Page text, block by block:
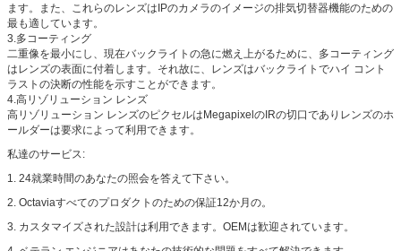
ます。また、これらのレンズはIPのカメラのイメージの排気切替器機能のための
最も適しています。
3.多コーティング
二重像を最小にし、現在バックライトの急に燃え上がるために、多コーティング
はレンズの表面に付着します。それ故に、レンズはバックライトでハイ コント
ラストの決断の性能を示すことができます。
4.高リゾリューション レンズ
高リゾリューション レンズのピクセルはMegapixelのIRの切口でありレンズのホ
ールダーは要求によって利用できます。
私達のサービス:
1. 24就業時間のあなたの照会を答えて下さい。
2. Octaviaすべてのプロダクトのための保証12か月の。
3. カスタマイズされた設計は利用できます。OEMは歓迎されています。